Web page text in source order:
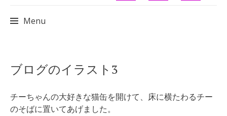
Menu
ブログのイラスト3
チーちゃんの大好きな猫缶を開けて、床に横たわるチー
のそばに置いてあげました。